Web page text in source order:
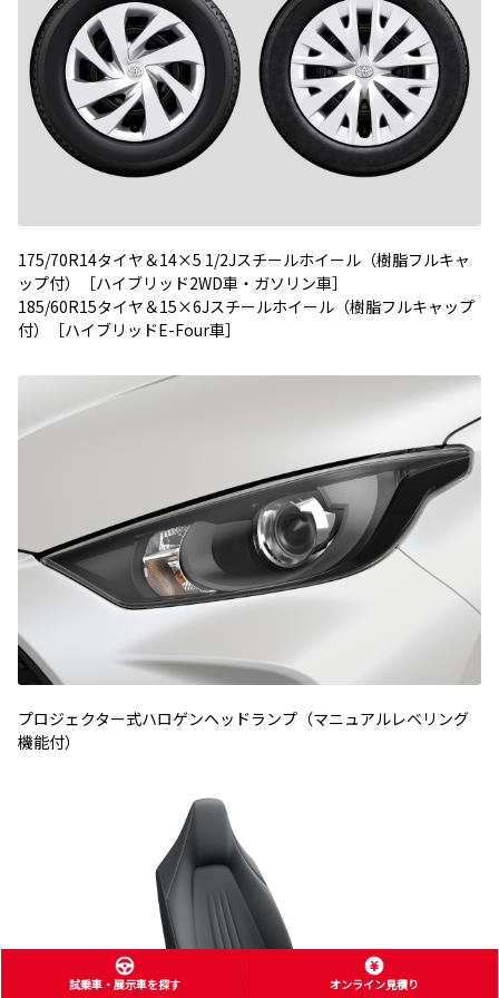
175/70R14タイヤ＆14×5 1/2Jスチールホイール（樹脂フルキャ
ップ付）［ハイブリッド2WD車・ガソリン車］
185/60R15タイヤ＆15×6Jスチールホイール（樹脂フルキャップ
付）［ハイブリッドE-Four車］
プロジェクター式ハロゲンヘッドランプ（マニュアルレベリング
機能付）
試乗車・展示車を探す オンライン見積り